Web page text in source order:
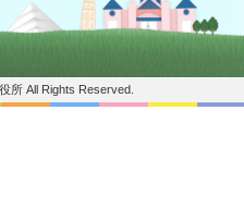
所 All Rights Reserved.